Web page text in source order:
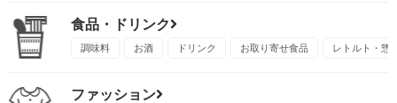
食品・ドリンク
調味料 お酒 ドリンク お取り寄せ食品 レトルト・惣
ファッション